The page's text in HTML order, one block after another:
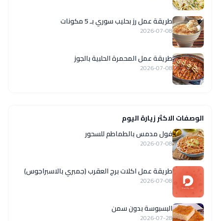
طريقة عمل رز بحليب سوري بـ 5 مكونات
2026-07-08
طريقة عمل المحمرة الحلبية بالجوز
2026-07-08
الوصفات الاكثر زيارة اليوم
فول مدمس بالطماطم للسحور
2026-07-08
طريقة عمل اكلات برج العقرب (جمبري بالاسبراجوس)
2026-07-08
البسبوسة بدون سمن
2026-07-28